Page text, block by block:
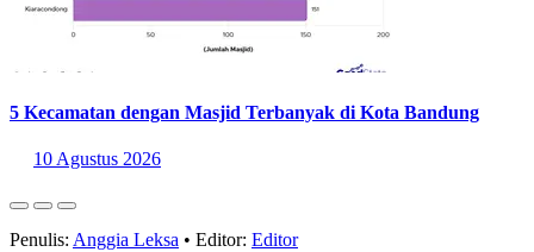
5 Kecamatan dengan Masjid Terbanyak di Kota Bandung
10 Agustus 2026
Penulis: Anggia Leksa • Editor: Editor